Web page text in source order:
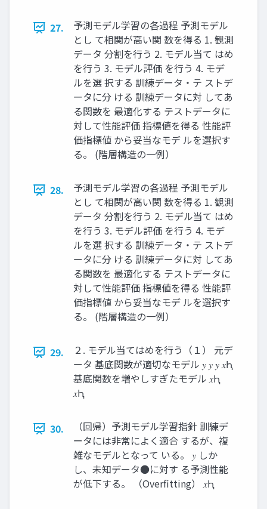
27.
予測モデル学習の各過程 予測モデル
とし て相関が高い関 数を得る 1. 観測
データ 分割を行う 2. モデル当て はめ
を行う 3. モデル評価 を行う 4. モデ
ルを選 択する 訓練データ・テ ストデ
ータに分 ける 訓練データに対 してあ
る関数を 最適化する テストデータに
対して性能評価 指標値を得る 性能評
価指標値 から妥当なモデ ルを選択す
る。 (階層構造の一例）
28.
予測モデル学習の各過程 予測モデル
とし て相関が高い関 数を得る 1. 観測
データ 分割を行う 2. モデル当て はめ
を行う 3. モデル評価 を行う 4. モデ
ルを選 択する 訓練データ・テ ストデ
ータに分 ける 訓練データに対 してあ
る関数を 最適化する テストデータに
対して性能評価 指標値を得る 性能評
価指標値 から妥当なモデ ルを選択す
る。 (階層構造の一例）
29.
２. モデル当てはめを行う（１） 元デ
ータ 基底関数が適切なモデル 𝑦 𝑦 𝑦 𝑥Ԧ
基底関数を増やしすぎたモデル 𝑥Ԧ
𝑥Ԧ
30.
（回帰）予測モデル学習指針 訓練デ
ータには非常によく適合 するが、複
雑なモデルとなって いる。 𝑦 しか
し、未知データ●に対す る予測性能
が低下する。 （Overfitting） 𝑥Ԧ